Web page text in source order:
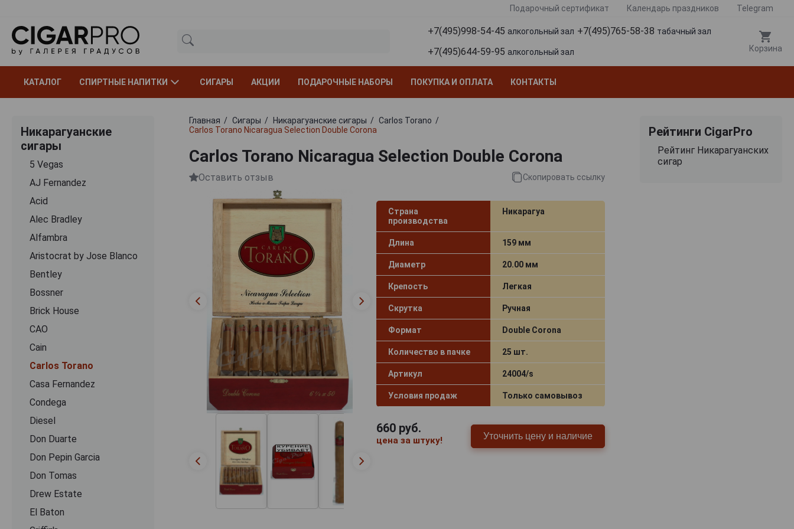
Подарочный сертификат Календарь праздников Telegram
+7(495)998-54-45 алкогольный зал +7(495)765-58-38 табачный зал
+7(495)644-59-95 алкогольный зал Корзина
КАТАЛОГ СПИРТНЫЕ НАПИТКИ СИГАРЫ АКЦИИ ПОДАРОЧНЫЕ НАБОРЫ ПОКУПКА И ОПЛАТА КОНТАКТЫ
Никарагуанские
сигары
5 Vegas
AJ Fernandez
Acid
Alec Bradley
Alfambra
Aristocrat by Jose Blanco
Bentley
Bossner
Brick House
CAO
Cain
Carlos Torano
Casa Fernandez
Condega
Diesel
Don Duarte
Don Pepin Garcia
Don Tomas
Drew Estate
El Baton
Главная Сигары Никарагуанские сигары
Carlos Torano
Carlos Torano Nicaragua Selection Double Corona
Carlos Torano Nicaragua Selection Double Corona
Оставить отзыв Скопировать ссылку
Страна
производства
Никарагуа
Длина 159 мм
Диаметр 20.00 мм
Крепость Легкая
Скрутка Ручная
Формат Double Corona
Количество в пачке 25 шт.
Артикул 24004/s
Условия продаж Только самовывоз
660руб.
цена за штуку! Уточнить цену и наличие
Рейтинги CigarPro
Рейтинг Никарагуанских
сигар